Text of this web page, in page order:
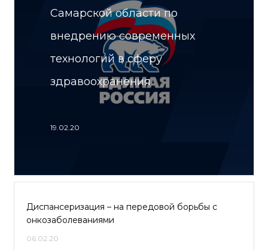
Самарской области по
внедрению современных
технологий в сферу
здравоохранения
19.02.20
Диспансеризация – на передовой борьбы с
онкозаболеваниями
06.02.20